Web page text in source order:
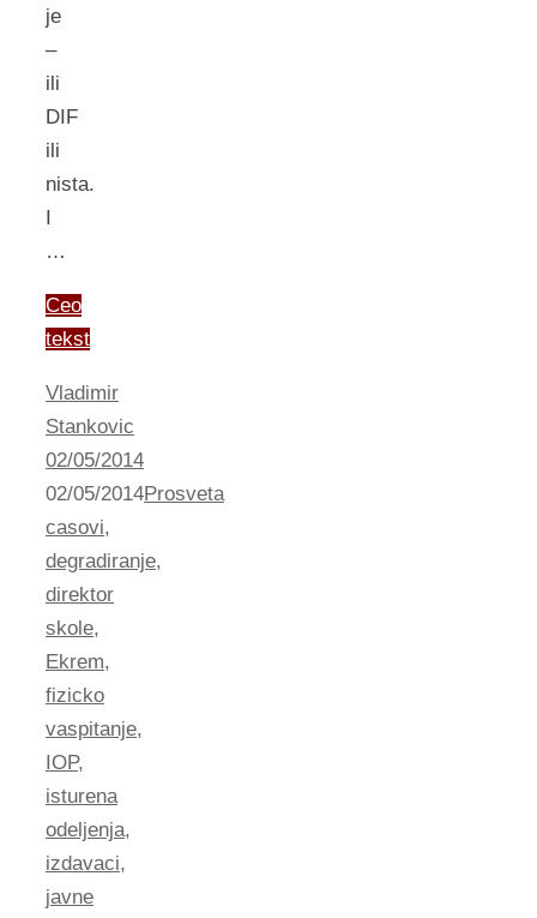
je
–
ili
DIF
ili
nista.
I
…
Ceo
tekst
Vladimir
Stankovic
02/05/2014
02/05/2014Prosveta
casovi,
degradiranje,
direktor
skole,
Ekrem,
fizicko
vaspitanje,
IOP,
isturena
odeljenja,
izdavaci,
javne